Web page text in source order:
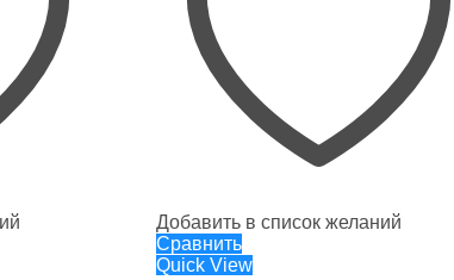
Добавить в список желаний
Сравнить
Quick View